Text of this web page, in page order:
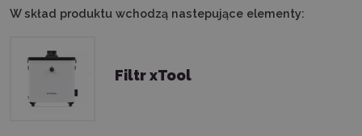
W skład produktu wchodzą nastepujące elementy:
Filtr xTool